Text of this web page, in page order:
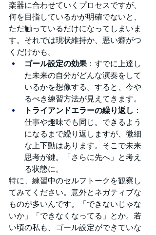
楽器に合わせていくプロセスですが、
何を目指しているかが明確でないと、
ただ触っているだけになってしまいま
す。それでは現状維持か、悪い癖がつ
くだけかも。
ゴール設定の効果 ：すでに上達し
た未来の自分がどんな演奏をして
いるかを想像する。すると、今や
るべき練習方法が見えてきます。
トライアンドエラーの繰り返し ：
仕事や趣味でも同じ。できるよう
になるまで繰り返しますが、微細
な上下動はあります。そこで未来
思考が鍵。「さらに先へ」と考え
る状態に。
特に、練習中のセルフトークを観察し
てみてください。意外とネガティブな
ものが多いんです。「できないじゃな
いか」「できなくなってる」とか。若
い頃の私も、ゴール設定ができていな